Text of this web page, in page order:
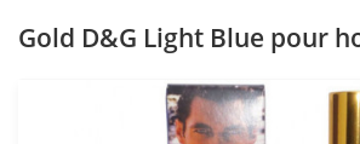
Gold D&G Light Blue pour